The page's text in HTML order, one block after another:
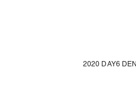
2020 DAY6